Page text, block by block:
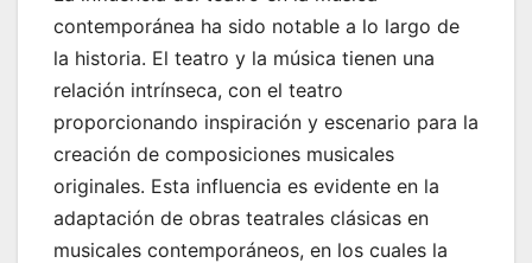
contemporánea ha sido notable a lo largo de
la historia. El teatro y la música tienen una
relación intrínseca, con el teatro
proporcionando inspiración y escenario para la
creación de composiciones musicales
originales. Esta influencia es evidente en la
adaptación de obras teatrales clásicas en
musicales contemporáneos, en los cuales la